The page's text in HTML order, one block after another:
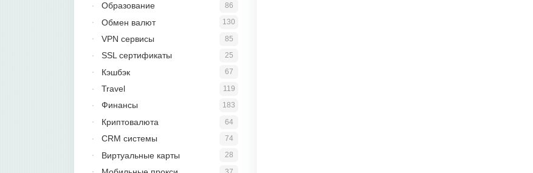
86
Образование
130
Обмен валют
85
VPN сервисы
25
SSL сертификаты
67
Кэшбэк
119
Travel
183
Финансы
64
Криптовалюта
74
CRM системы
28
Виртуальные карты